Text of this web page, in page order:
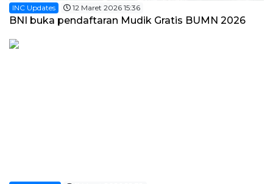
INC Updates 12 Maret 2026 15:36
BNI buka pendaftaran Mudik Gratis BUMN 2026